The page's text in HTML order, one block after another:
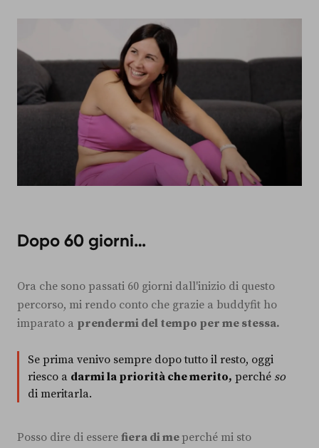
Dopo 60 giorni…
Ora che sono passati 60 giorni dall'inizio di questo
percorso, mi rendo conto che grazie a buddyfit ho
imparato a prendermi del tempo per me stessa.
Se prima venivo sempre dopo tutto il resto, oggi
riesco a darmi la priorità che merito, perché so
di meritarla.
Posso dire di essere fiera di me perché mi sto